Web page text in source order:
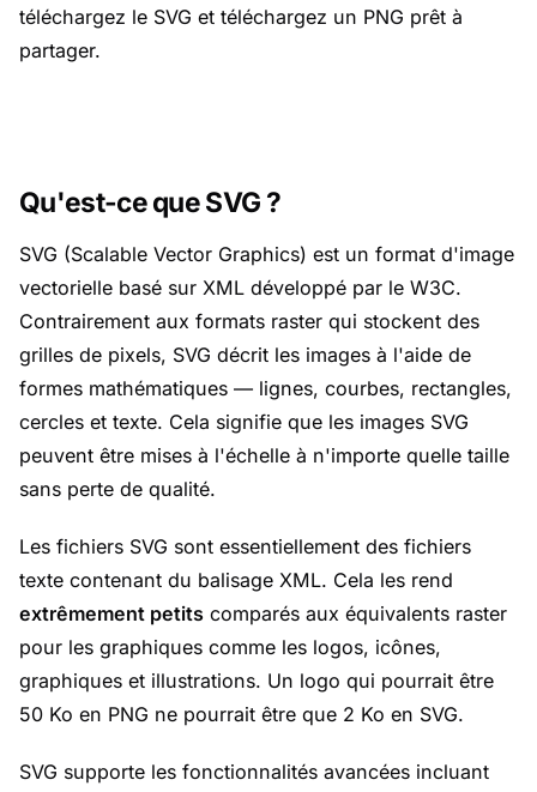
téléchargez le SVG et téléchargez un PNG prêt à
partager.
Qu'est-ce que SVG ?
SVG (Scalable Vector Graphics) est un format d'image
vectorielle basé sur XML développé par le W3C.
Contrairement aux formats raster qui stockent des
grilles de pixels, SVG décrit les images à l'aide de
formes mathématiques — lignes, courbes, rectangles,
cercles et texte. Cela signifie que les images SVG
peuvent être mises à l'échelle à n'importe quelle taille
sans perte de qualité.
Les fichiers SVG sont essentiellement des fichiers
texte contenant du balisage XML. Cela les rend
extrêmement petits comparés aux équivalents raster
pour les graphiques comme les logos, icônes,
graphiques et illustrations. Un logo qui pourrait être
50 Ko en PNG ne pourrait être que 2 Ko en SVG.
SVG supporte les fonctionnalités avancées incluant